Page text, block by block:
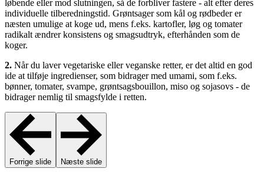
løbende eller mod slutningen, så de forbliver fastere - alt efter deres
individuelle tilberedningstid. Grøntsager som kål og rødbeder er
næsten umulige at koge ud, mens f.eks. kartofler, løg og tomater
radikalt ændrer konsistens og smagsudtryk, efterhånden som de
koger.
2. Når du laver vegetariske eller veganske retter, er det altid en god
ide at tilføje ingredienser, som bidrager med umami, som f.eks.
bønner, tomater, svampe, grøntsagsbouillon, miso og sojasovs - de
bidrager nemlig til smagsfylde i retten.
Forrige slide Næste slide